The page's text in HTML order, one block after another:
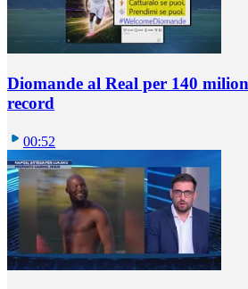
Diomande al Real per 140
record
00:52